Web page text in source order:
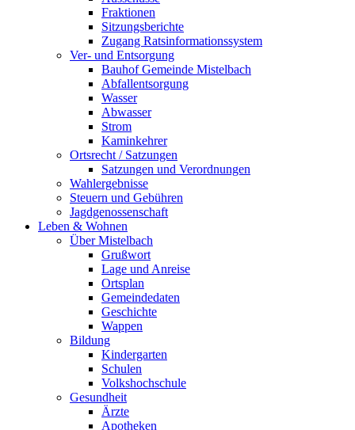
Fraktionen
Sitzungsberichte
Zugang Ratsinformationssystem
Ver- und Entsorgung
Bauhof Gemeinde Mistelbach
Abfallentsorgung
Wasser
Abwasser
Strom
Kaminkehrer
Ortsrecht / Satzungen
Satzungen und Verordnungen
Wahlergebnisse
Steuern und Gebühren
Jagdgenossenschaft
Leben & Wohnen
Über Mistelbach
Grußwort
Lage und Anreise
Ortsplan
Gemeindedaten
Geschichte
Wappen
Bildung
Kindergarten
Schulen
Volkshochschule
Gesundheit
Ärzte
Apotheken